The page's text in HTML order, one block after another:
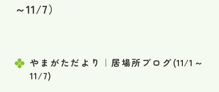
～11/7）
やまがただより｜居場所ブログ(11/1～
11/7)